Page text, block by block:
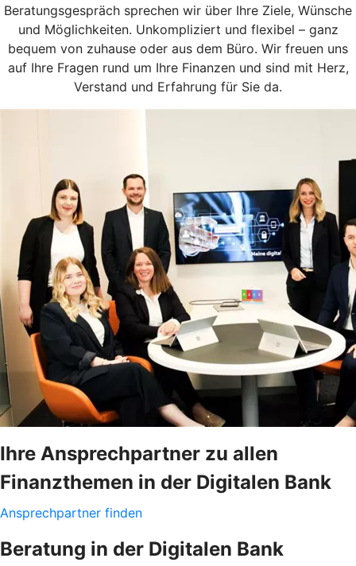
Beratungsgespräch sprechen wir über Ihre Ziele, Wünsche
und Möglichkeiten. Unkompliziert und flexibel – ganz
bequem von zuhause oder aus dem Büro. Wir freuen uns
auf Ihre Fragen rund um Ihre Finanzen und sind mit Herz,
Verstand und Erfahrung für Sie da.
Ihre Ansprechpartner zu allen
Finanzthemen in der Digitalen Bank
Ansprechpartner finden
Beratung in der Digitalen Bank